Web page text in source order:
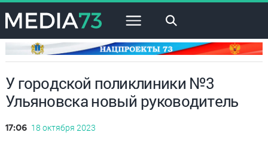
×
У городской поликлиники №3
Ульяновска новый руководитель
17:06 18 октября 2023